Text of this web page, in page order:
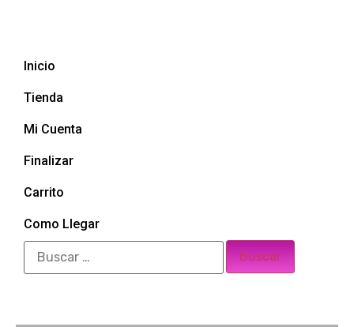
Inicio
Tienda
Mi Cuenta
Finalizar
Carrito
Como Llegar